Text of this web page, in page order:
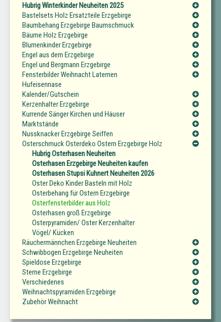
Hubrig Winterkinder Neuheiten 2025
Bastelsets Holz Ersatzteile Erzgebirge
Baumbehang Erzgebirge Baumschmuck
Bäume Holz Erzgebirge
Blumenkinder Erzgebirge
Engel aus dem Erzgebirge
Engel und Bergmann Erzgebirge
Fensterbilder Weihnacht Laternen
Hufeisennase
Kalender/Gutschein
Kerzenhalter Erzgebirge
Kurrende Sänger Kirchen und Häuser
Marktstände
Nussknacker Erzgebirge Seiffen
Osterschmuck Osterdeko Ostern Erzgebirge Holz
Hubrig Osterhasen Neuheiten
Osterhasen Erzgebirge Neuheiten kaufen
Osterhasen Stupsi Kuhnert Neuheiten 2026
Oster Deko Kinder Basteln mit Holz
Osterbehang für Ostern Erzgebirge
Osterfensterbilder aus Holz
Osterhasen groß Erzgebirge
Osterpyramiden/ Oster Kerzenhalter
Vögel/ Kücken
Räuchermännchen Erzgebirge Neuheiten
Schwibbogen Erzgebirge Neuheiten
Spieldose Erzgebirge
Sterne Erzgebirge
Verschiedenes
Weihnachtspyramiden Erzgebirge
Zubehör Weihnacht